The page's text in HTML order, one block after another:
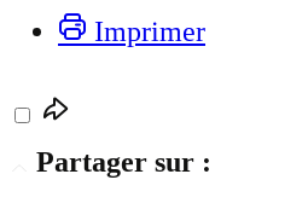
Imprimer
Partager sur :